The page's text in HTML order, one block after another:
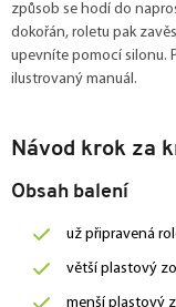
způsob se hodí do
dokořán, roletu pak
upevníte pomocí silonu.
ilustrovaný manuál.
Návod krok za
Obsah balení
už připravená
větší plastový
menší plastový